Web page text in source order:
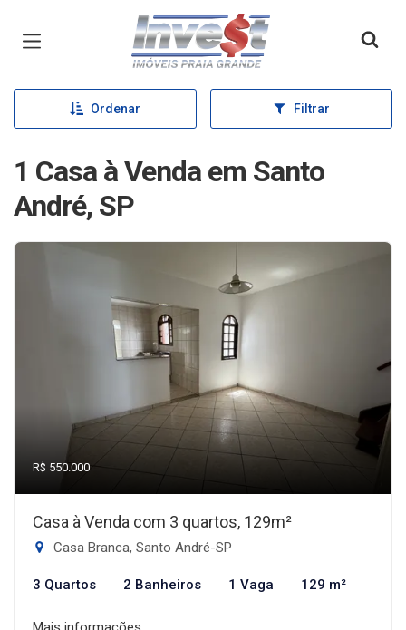
Página inicial
Ordenar Filtrar
1 Casa à Venda em Santo
André, SP
R$ 550.000
Casa à Venda com 3 quartos, 129m²
Casa Branca, Santo André-SP
3 Quartos 2 Banheiros 1 Vaga 129 m²